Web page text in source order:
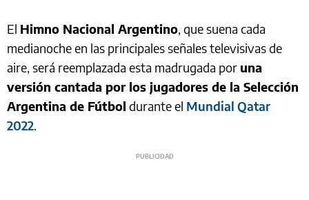
El Himno Nacional Argentino, que suena cada
medianoche en las principales señales televisivas de
aire, será reemplazada esta madrugada por una
versión cantada por los jugadores de la Selección
Argentina de Fútbol durante el Mundial Qatar
2022.